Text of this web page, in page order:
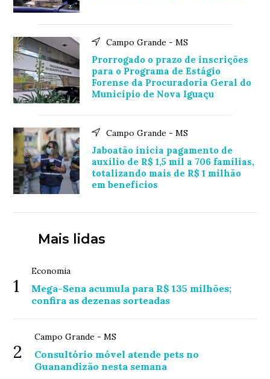
Campo Grande - MS
Prorrogado o prazo de inscrições
para o Programa de Estágio
Forense da Procuradoria Geral do
Município de Nova Iguaçu
Campo Grande - MS
Jaboatão inicia pagamento de
auxílio de R$ 1,5 mil a 706 famílias,
totalizando mais de R$ 1 milhão
em benefícios
Mais lidas
1
Economia
Mega-Sena acumula para R$ 135 milhões;
confira as dezenas sorteadas
2
Campo Grande - MS
Consultório móvel atende pets no
Guanandizão nesta semana